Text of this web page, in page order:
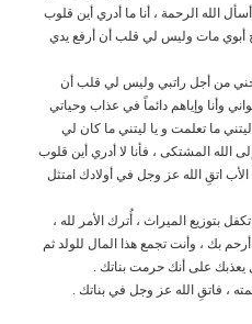
الله الرحمة ، أنا ما أدري أين قلوب
أبوي مات وليس لي قلب أن أرفع يدي
من أجل راتبي وليس لي قلب أن
وأنا وإياهم دائماً في عذاب وحياتي
ما تعلمت و يا ليتني ما كان لي
الله المشتكى ، فأنا لا أدري أين قلوب
الأب اتقِ الله عز وجل في أولادك امتثل
بتوزيع الميراث ، أُترك الأمر لله ،
أرحم بك ، وأنت تجمع هذا المال للولد ثم
يعذبك على أنك حرمت بناتك .
، فاتقِ الله عز وجل في بناتك .